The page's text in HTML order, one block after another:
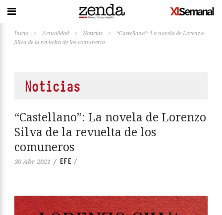
Inicio > Actualidad > Noticias >
“Castellano”: La novela de Lorenzo
Silva de la revuelta de los comuneros
Noticias
“Castellano”: La novela de Lorenzo
Silva de la revuelta de los
comuneros
30 Abr 2021 / EFE /